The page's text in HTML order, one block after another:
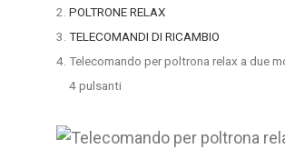
POLTRONE RELAX
TELECOMANDI DI RICAMBIO
Telecomando per poltrona relax a due
4 pulsanti